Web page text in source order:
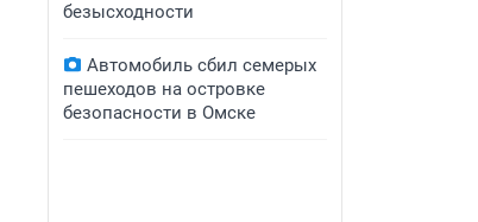
безысходности
Автомобиль сбил семерых
пешеходов на островке
безопасности в Омске